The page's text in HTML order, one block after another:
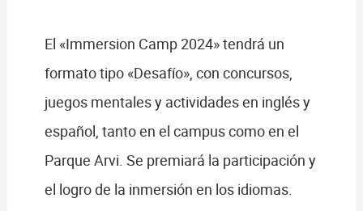
El «Immersion Camp 2024» tendrá un
formato tipo «Desafío», con concursos,
juegos mentales y actividades en inglés y
español, tanto en el campus como en el
Parque Arvi. Se premiará la participación y
el logro de la inmersión en los idiomas.